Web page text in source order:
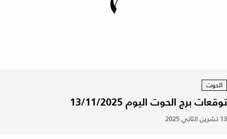
الحوت
توقعات برج الحوت اليوم 13/11/2025
13 تشرين الثاني 2025